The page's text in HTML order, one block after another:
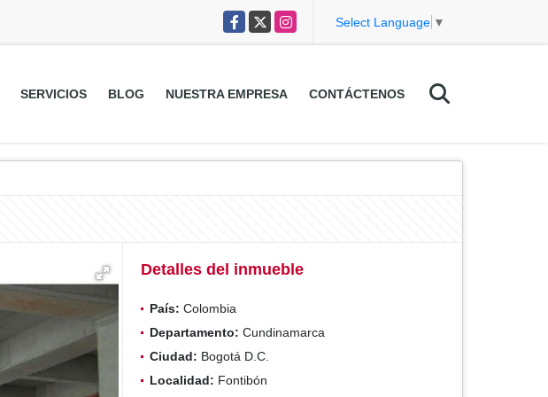
Facebook
X Instagram Select Language ▼
SERVICIOS BLOG NUESTRA EMPRESA CONTÁCTENOS
Detalles del inmueble
País: Colombia
Departamento: Cundinamarca
Ciudad: Bogotá D.C.
Localidad: Fontibón